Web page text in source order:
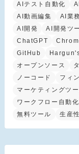
AIテスト自動化
AI動画編集
AI業
AI開発
AI開発ツ
ChatGPT
GitHub
オープンソース
ノーコード
フィ
マーケティングツ
ワークフロー自動化
無料ツール
生産